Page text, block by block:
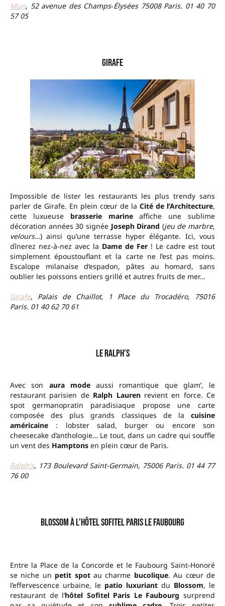
Mun, 52 avenue des Champs‐Élysées 75008 Paris. 01 40 70
57 05
Girafe
Impossible de lister les restaurants les plus trendy sans
parler de Girafe. En plein cœur de la Cité de l’Architecture,
cette luxueusebrasserie marineaffiche une sublime
décoration années 30 signée Joseph Dirand (jeu de marbre,
velours…) ainsi qu’une terrasse hyper élégante. Ici, vous
dînerez nez-à-nez avec la Dame de Fer ! Le cadre est tout
simplement époustouflant et la carte ne l’est pas moins.
Escalope milanaise d’espadon, pâtes au homard, sans
oublier les poissons entiers grillé et autres fruits de mer…
Girafe, Palais de Chaillot, 1 Place du Trocadéro, 75016
Paris. 01 40 62 70 61
Le Ralph’s
Avec son aura modeaussi romantique que glam’, le
restaurant parisien de Ralph Laurenrevient en force. Ce
spot germanopratin paradisiaque propose une carte
composée des plus grands classiques de la cuisine
américaine : lobster salad, burger ou encore son
cheesecake d’anthologie… Le tout, dans un cadre qui souffle
un vent des Hamptons en plein cœur de Paris.
Ralph’s, 173 Boulevard Saint-Germain, 75006 Paris. 01 44 77
76 00
Blossom à l’hôtel Sofitel Paris Le Faubourg
Entre la Place de la Concorde et le Faubourg Saint-Honoré
se niche un petit spotau charme bucolique. Au cœur de
l’effervescence urbaine, le patio luxuriant du Blossom, le
restaurant de l’hôtel Sofitel Paris Le Faubourg surprend